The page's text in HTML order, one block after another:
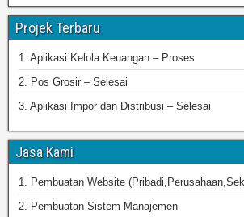
Projek Terbaru
1. Aplikasi Kelola Keuangan – Proses
2. Pos Grosir – Selesai
3. Aplikasi Impor dan Distribusi – Selesai
Jasa Kami
1. Pembuatan Website
2. Pembuatan Sistem Manajemen